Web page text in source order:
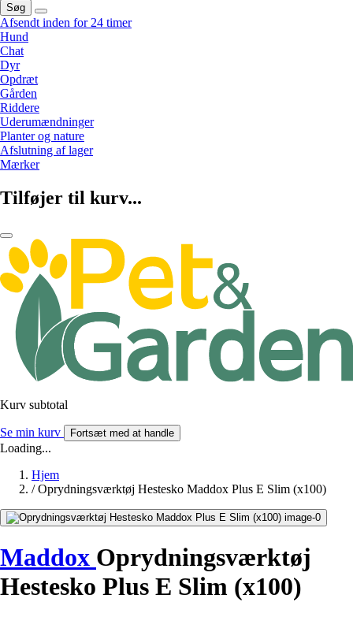
Søg
Afsendt inden for 24 timer
Hund
Chat
Dyr
Opdræt
Gården
Riddere
Uderumændninger
Planter og nature
Afslutning af lager
Mærker
Tilføjer til kurv...
Kurv subtotal
Se min kurv Fortsæt med at handle
Loading...
Hjem
/ Oprydningsværktøj Hestesko Maddox Plus E Slim (x100)
Maddox Oprydningsværktøj
Hestesko Plus E Slim (x100)